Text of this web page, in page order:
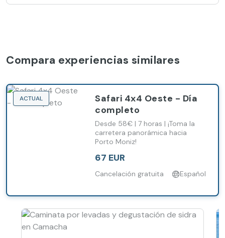
Compara experiencias similares
ACTUAL
Safari 4x4 Oeste - Día
completo
Desde 58€ | 7 horas | ¡Toma la
carretera panorámica hacia
Porto Moniz!
67 EUR
Cancelación gratuita Español